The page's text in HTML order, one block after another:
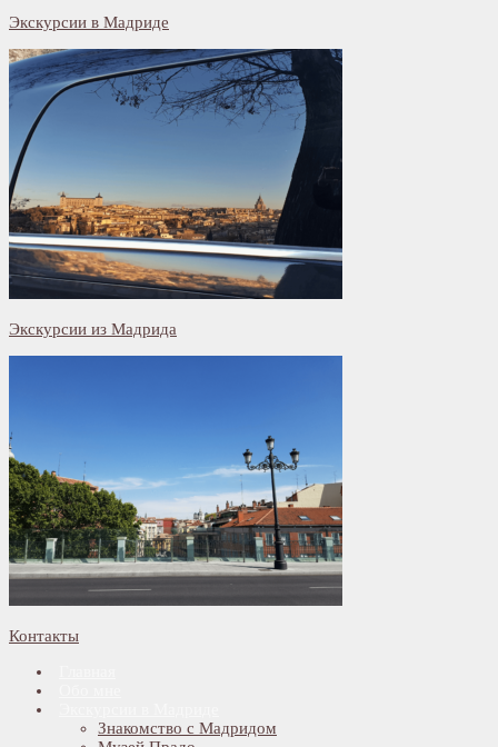
Экскурсии в Мадриде
Экскурсии из Мадрида
Контакты
Знакомство с Мадридом